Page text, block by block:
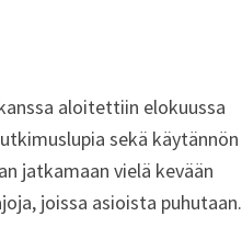
aloitettiin elokuussa
sekä käytännön
jatkamaan vielä kevään
joissa asioista puhutaan.